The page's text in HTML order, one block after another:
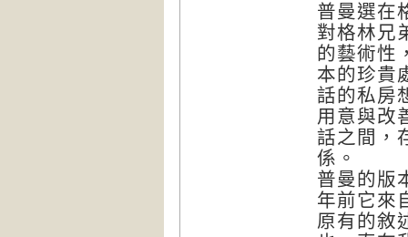
普曼選在
對格林兄
的藝術性
本的珍貴
話的私房
用意與改
話之間，
係。
普曼的版
年前它來
原有的敘